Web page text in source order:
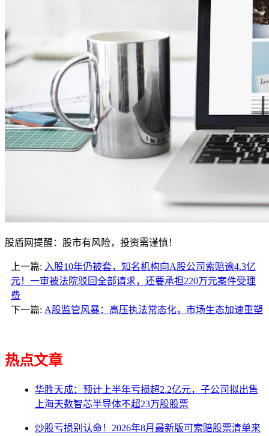
股盾网提醒：股市有风险，投资需谨慎！
上一篇: 入股10年仍被套，知名机构向A股公司索赔逾4.3亿
元！一审被法院驳回全部请求，还要承担220万元案件受理
费
下一篇: A股监管风暴：高压执法常态化，市场生态加速重塑
热点文章
华胜天成：预计上半年亏损超2.2亿元，子公司拟出售
上海天数智芯半导体不超23万股股票
炒股亏损别认命！2026年8月最新版可索赔股票清单来